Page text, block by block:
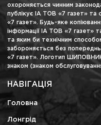
охороняється чинним
публікує ІА ТОВ «7 газет» та
«7 газет». Будь-яке
інформації ІА ТОВ «7 газет»
та яким би технічним
забороняється без
«7 газет». Логотип
знаком (знаком
НАВІГАЦІЯ
Головна
Лонгрід